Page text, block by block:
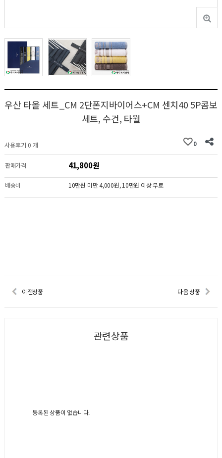
우산 타올 세트_CM 2단폰지바이어스+CM 센치40 5P콤보
세트, 수건, 타월
사용후기 0 개 0
판매가격 41,800원
배송비 10만원 미만 4,000원, 10만원 이상 무료
이전상품 다음 상품
관련상품
등록된 상품이 없습니다.